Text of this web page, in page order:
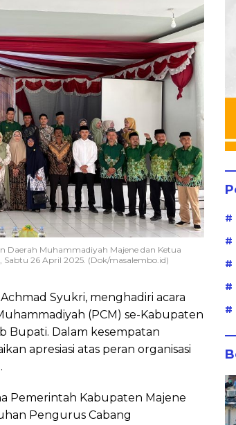
Daerah Muhammadiyah Majene dan Ketua
26 April 2025. (Dok/masalembo.id)
Syukri, menghadiri acara
(PCM) se-Kabupaten
Bupati. Dalam kesempatan
apresiasi atas peran organisasi
Pemerintah Kabupaten Majene
Pengurus Cabang